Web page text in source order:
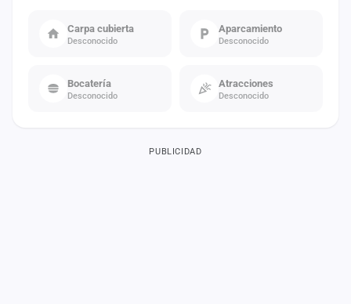
Carpa cubierta
Desconocido
Aparcamiento
Desconocido
Bocatería
Desconocido
Atracciones
Desconocido
PUBLICIDAD